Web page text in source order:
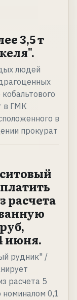
3,5 т
людей
в ГМК
в
прокурат
расчета
июня.
рудник" /
расчета 5
0,1